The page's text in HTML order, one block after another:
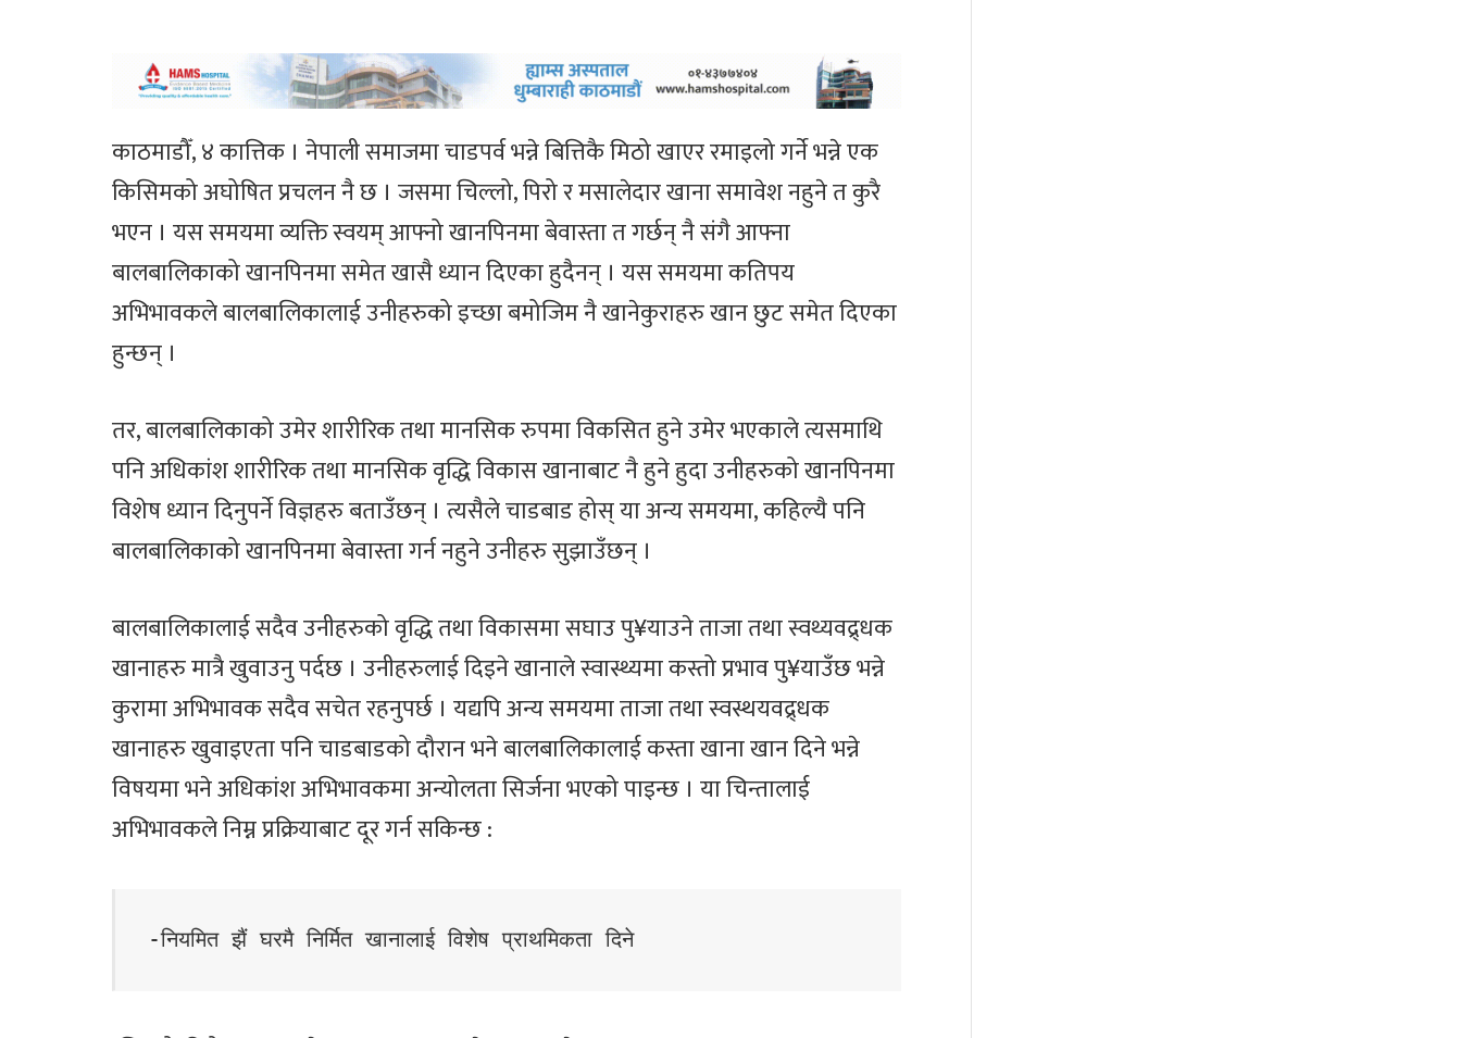
काठमाडौँ, ४ कात्तिक । नेपाली समाजमा चाडपर्व भन्ने बित्तिकै मिठो खाएर रमाइलो गर्ने भन्ने एक
किसिमको अघोषित प्रचलन नै छ । जसमा चिल्लो, पिरो र मसालेदार खाना समावेश नहुने त कुरै
भएन । यस समयमा व्यक्ति स्वयम् आफ्नो खानपिनमा बेवास्ता त गर्छन् नै संगै आफ्ना
बालबालिकाको खानपिनमा समेत खासै ध्यान दिएका हुदैनन् । यस समयमा कतिपय
अभिभावकले बालबालिकालाई उनीहरुको इच्छा बमोजिम नै खानेकुराहरु खान छुट समेत दिएका
हुन्छन् ।
तर, बालबालिकाको उमेर शारीरिक तथा मानसिक रुपमा विकसित हुने उमेर भएकाले त्यसमाथि
पनि अधिकांश शारीरिक तथा मानसिक वृद्धि विकास खानाबाट नै हुने हुदा उनीहरुको खानपिनमा
विशेष ध्यान दिनुपर्ने विज्ञहरु बताउँछन् । त्यसैले चाडबाड होस् या अन्य समयमा, कहिल्यै पनि
बालबालिकाको खानपिनमा बेवास्ता गर्न नहुने उनीहरु सुझाउँछन् ।
बालबालिकालाई सदैव उनीहरुको वृद्धि तथा विकासमा सघाउ पु¥याउने ताजा तथा स्वथ्यवद्र्धक
खानाहरु मात्रै खुवाउनु पर्दछ । उनीहरुलाई दिइने खानाले स्वास्थ्यमा कस्तो प्रभाव पु¥याउँछ भन्ने
कुरामा अभिभावक सदैव सचेत रहनुपर्छ । यद्यपि अन्य समयमा ताजा तथा स्वस्थयवद्र्धक
खानाहरु खुवाइएता पनि चाडबाडको दौरान भने बालबालिकालाई कस्ता खाना खान दिने भन्ने
विषयमा भने अधिकांश अभिभावकमा अन्योलता सिर्जना भएको पाइन्छ । या चिन्तालाई
अभिभावकले निम्न प्रक्रियाबाट दूर गर्न सकिन्छ :
-नियमित झैं घरमै निर्मित खानालाई विशेष प्राथमिकता दिने